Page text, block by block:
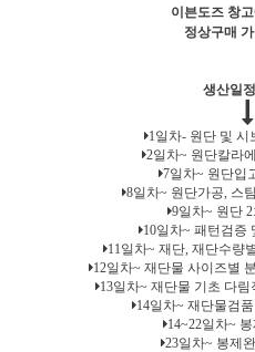
이븐도즈 창
정상구매
생산일
1일차- 원단 및 시
2일차~ 원단칼라
7일차~ 원단입
8일차~ 원단가공, 스
9일차~ 원단
10일차~ 패턴검증
11일차~ 재단, 재단수량
12일차~ 재단물 사이즈별
13일차~ 재단물 기초 다
14일차~ 재단물검
14~22일차~
23일차~ 봉제